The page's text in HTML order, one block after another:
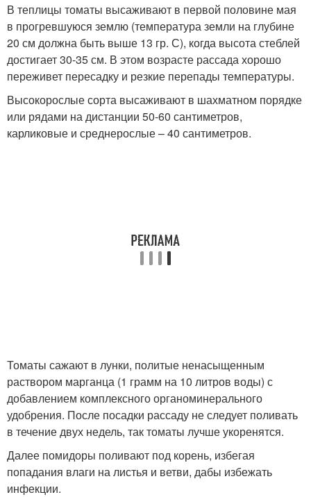
В теплицы томаты высаживают в первой половине мая
в прогревшуюся землю (температура земли на глубине
20 см должна быть выше 13 гр. С), когда высота стеблей
достигает 30-35 см. В этом возрасте рассада хорошо
переживет пересадку и резкие перепады температуры.
Высокорослые сорта высаживают в шахматном порядке
или рядами на дистанции 50-60 сантиметров,
карликовые и среднерослые – 40 сантиметров.
Томаты сажают в лунки, политые ненасыщенным
раствором марганца (1 грамм на 10 литров воды) с
добавлением комплексного органоминерального
удобрения. После посадки рассаду не следует поливать
в течение двух недель, так томаты лучше укоренятся.
Далее помидоры поливают под корень, избегая
попадания влаги на листья и ветви, дабы избежать
инфекции.